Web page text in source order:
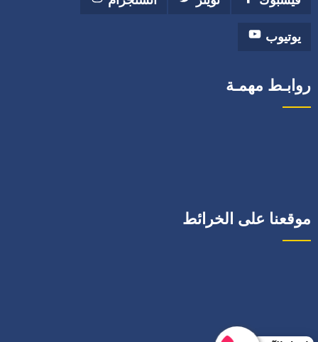
يوتيوب
روابـط مهمـة
موقعنا على الخرائط